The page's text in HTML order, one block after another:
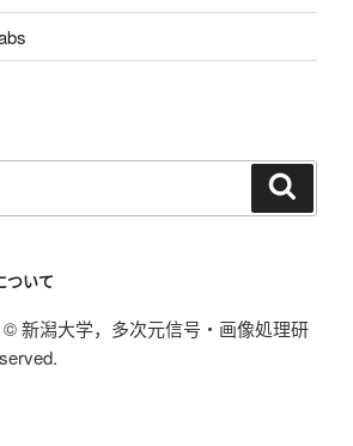
ついて
新潟大学，多次元信号・画像処理研